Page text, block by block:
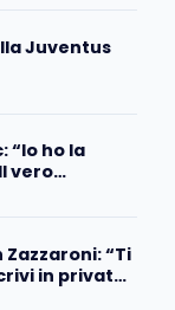
Juventus
“Io ho la
vero
“Ti
in privato